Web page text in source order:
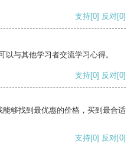
支持[0] 反对[0]
与其他学习者交流学习心得。
支持[0] 反对[0]
够找到最优惠的价格，买到最合适
支持[0] 反对[0]